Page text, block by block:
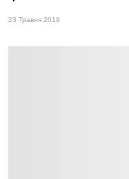
23 Травня 2019